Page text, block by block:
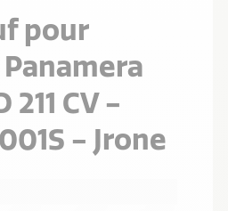
pour
Panamera
211 CV -
- Jrone